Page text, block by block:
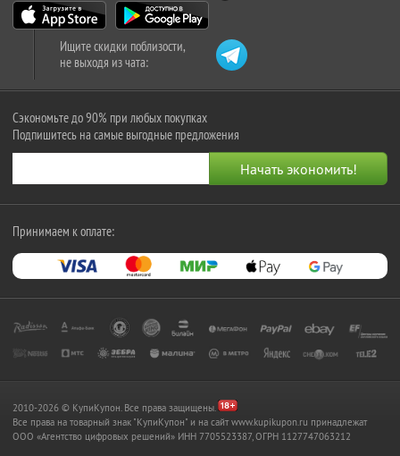
Ищите скидки поблизости,
не выходя из чата:
Сэкономьте до 90% при любых покупках
Подпишитесь на самые выгодные предложения
Принимаем к оплате:
2010-2026 © КупиКупон. Все права защищены.
Все права на товарный знак "КупиКупон" и на сайт www.kupikupon.ru принадлежат
OOO «Агентство цифровых решений» ИНН 7705523387, ОГРН 1127747063212